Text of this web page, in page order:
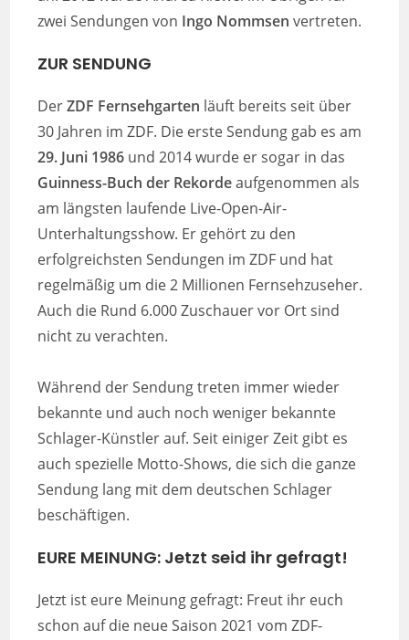
zwei Sendungen von Ingo Nommsen vertreten.
ZUR SENDUNG
DerZDF Fernsehgarten läuft bereits seit über
30 Jahren im ZDF. Die erste Sendung gab es am
29. Juni 1986 und 2014 wurde er sogar in das
Guinness-Buch der Rekordeaufgenommen als
am längsten laufende Live-Open-Air-
Unterhaltungsshow. Er gehört zu den
erfolgreichsten Sendungen im ZDF und hat
regelmäßig um die 2 Millionen Fernsehzuseher.
Auch die Rund 6.000 Zuschauer vor Ort sind
nicht zu verachten.
Während der Sendung treten immer wieder
bekannte und auch noch weniger bekannte
Schlager-Künstler auf. Seit einiger Zeit gibt es
auch spezielle Motto-Shows, die sich die ganze
Sendung lang mit dem deutschen Schlager
beschäftigen.
EURE MEINUNG: Jetzt seid ihr gefragt!
Jetzt ist eure Meinung gefragt: Freut ihr euch
schon auf die neue Saison 2021 vom ZDF-